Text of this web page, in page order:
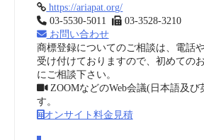
https://ariapat.org/
03-5530-5011
03-3528-3210
お問い合わせ
商標登録についてのご相談は、電話
受け付けておりますので、初めての
にご相談下さい。
ZOOMなどのWeb会議(日本語及び
す。
オンサイト料金見積